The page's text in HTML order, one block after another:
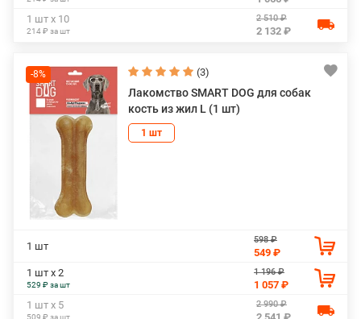
1 шт х 10
214 ₽ за шт
2 510 ₽
2 132 ₽
-8% (3)
Лакомство SMART DOG для собак
кость из жил L (1 шт)
1 шт
1 шт
598 ₽
549 ₽
1 шт х 2
529 ₽ за шт
1 196 ₽
1 057 ₽
1 шт х 5
509 ₽ за шт
2 990 ₽